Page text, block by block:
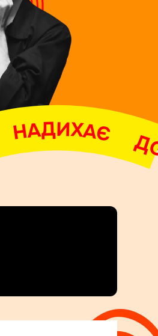
НАДИХАЄ     ДОПОМАГАЄ     ОБ'ЄДНУЄ